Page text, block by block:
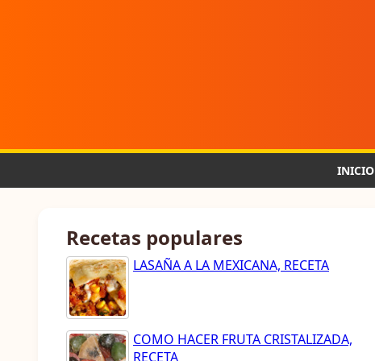
INICIO
Recetas populares
LASAÑA A LA MEXICANA, RECETA
COMO HACER FRUTA CRISTALIZADA,
RECETA